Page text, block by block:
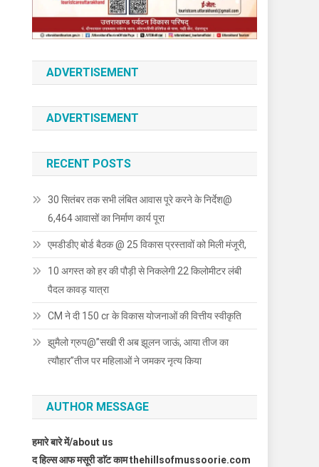
ADVERTISEMENT
ADVERTISEMENT
RECENT POSTS
30 सितंबर तक सभी लंबित आवास पूरे करने के निर्देश@
6,464 आवासों का निर्माण कार्य पूरा
एमडीडीए बोर्ड बैठक @ 25 विकास प्रस्तावों को मिली मंजूरी,
10 अगस्त को हर की पौड़ी से निकलेगी 22 किलोमीटर लंबी
पैदल कावड़ यात्रा
CM ने दी 150 cr के विकास योजनाओं की वित्तीय स्वीकृति
झुमैलो ग्रुप@”सखी री अब झूलन जाऊं, आया तीज का
त्यौहार”तीज पर महिलाओं ने जमकर नृत्य किया
AUTHOR MESSAGE
हमारे बारे में/about us
द हिल्स आफ मसूरी डाॅट काम thehillsofmussoorie.com